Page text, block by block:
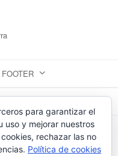
923 26 43 24
para garantizar el
uso y mejorar nuestros
rechazar las no
Política de cookies